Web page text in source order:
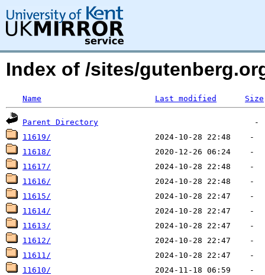
Index of /sites/
Name Last modified Size
Parent Directory
11619/
11618/
11617/
11616/
11615/
11614/
11613/
11612/
11611/
11610/